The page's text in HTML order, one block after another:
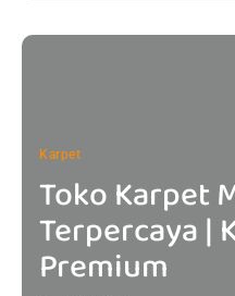
Karpet
Toko Karpet
Terpercaya |
Premium